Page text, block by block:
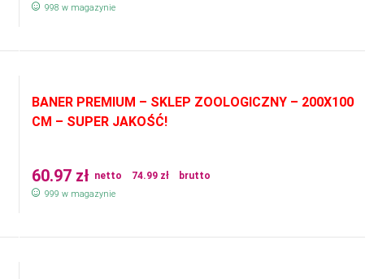
998 w magazynie
BANER PREMIUM – SKLEP ZOOLOGICZNY – 200X100
CM – SUPER JAKOŚĆ!
60.97 zł netto 74.99 zł brutto
999 w magazynie